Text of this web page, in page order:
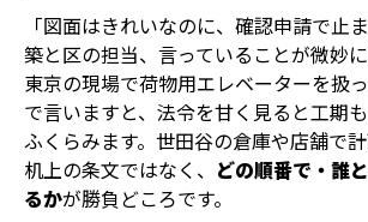
「図面はきれいなのに、確認申請で止
築と区の担当、言っていることが微妙に
東京の現場で荷物用エレベーターを扱
で言いますと、法令を甘く見ると工期
ふくらみます。世田谷の倉庫や店舗で計
机上の条文ではなく、 どの順番で・誰
るかが勝負どころです。